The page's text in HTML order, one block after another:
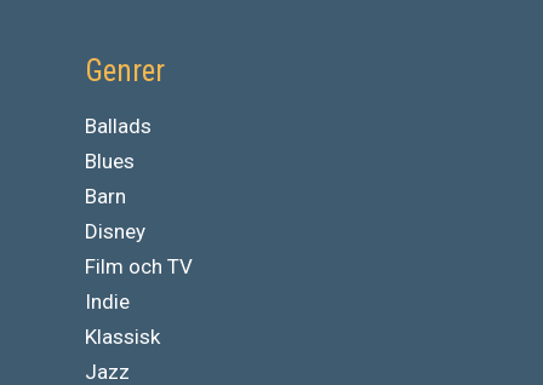
Genrer
Ballads
Blues
Barn
Disney
Film och TV
Indie
Klassisk
Jazz